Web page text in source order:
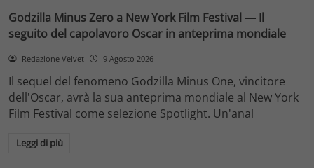
Godzilla Minus Zero a New York Film Festival — Il
seguito del capolavoro Oscar in anteprima mondiale
Redazione Velvet 9 Agosto 2026
Il sequel del fenomeno Godzilla Minus One, vincitore
dell'Oscar, avrà la sua anteprima mondiale al New York
Film Festival come selezione Spotlight. Un'anal
Leggi di più